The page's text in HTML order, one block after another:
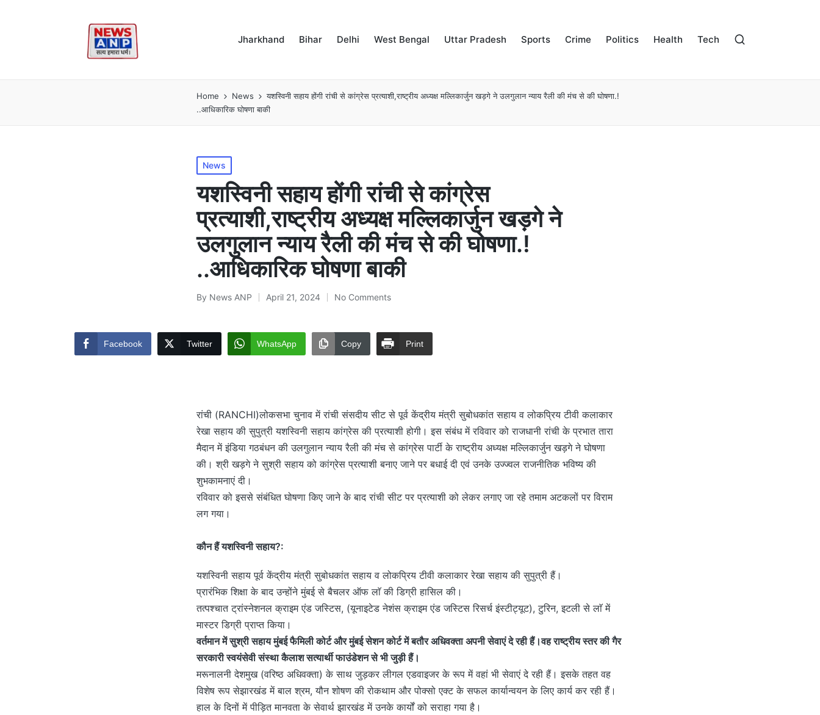
Jharkhand Bihar Delhi West Bengal Uttar Pradesh Sports Crime Politics Health Tech
Home News
यशस्विनी सहाय होंगी रांची से कांग्रेस प्रत्याशी,राष्ट्रीय अध्यक्ष मल्लिकार्जुन खड़गे ने उलगुलान न्याय रैली की मंच से की घोषणा.!
..आधिकारिक घोषणा बाकी
Posted
in
News
यशस्विनी सहाय होंगी रांची से कांग्रेस
प्रत्याशी,राष्ट्रीय अध्यक्ष मल्लिकार्जुन खड़गे ने
उलगुलान न्याय रैली की मंच से की घोषणा.!
..आधिकारिक घोषणा बाकी
Posted
By News ANP April 21, 2024 No Comments
Facebook Twitter WhatsApp Copy Print
रांची (RANCHI)लोकसभा चुनाव में रांची संसदीय सीट से पूर्व केंद्रीय मंत्री सुबोधकांत सहाय व लोकप्रिय टीवी कलाकार
रेखा सहाय की सुपुत्री यशस्विनी सहाय कांग्रेस की प्रत्याशी होगी। इस संबंध में रविवार को राजधानी रांची के प्रभात तारा
मैदान में इंडिया गठबंधन की उलगुलान न्याय रैली की मंच से कांग्रेस पार्टी के राष्ट्रीय अध्यक्ष मल्लिकार्जुन खड़गे ने घोषणा
की। श्री खड़गे ने सुश्री सहाय को कांग्रेस प्रत्याशी बनाए जाने पर बधाई दी एवं उनके उज्ज्वल राजनीतिक भविष्य की
शुभकामनाएं दी।
रविवार को इससे संबंधित घोषणा किए जाने के बाद रांची सीट पर प्रत्याशी को लेकर लगाए जा रहे तमाम अटकलों पर विराम
लग गया।
कौन हैं यशस्विनी सहाय?:
यशस्विनी सहाय पूर्व केंद्रीय मंत्री सुबोधकांत सहाय व लोकप्रिय टीवी कलाकार रेखा सहाय की सुपुत्री हैं।
प्रारंभिक शिक्षा के बाद उन्होंने मुंबई से बैचलर ऑफ लाॅ की डिग्री हासिल की।
तत्पश्चात ट्रांस्नेशनल क्राइम एंड जस्टिस, (यूनाइटेड नेशंस क्राइम एंड जस्टिस रिसर्च इंस्टीट्यूट), टुरिन, इटली से लाॅ में
मास्टर डिग्री प्राप्त किया।
वर्तमान में सुश्री सहाय मुंबई फैमिली कोर्ट और मुंबई सेशन कोर्ट में बतौर अधिवक्ता अपनी सेवाएं दे रही हैं।वह राष्ट्रीय स्तर की गैर
सरकारी स्वयंसेवी संस्था कैलाश सत्यार्थी फाउंडेशन से भी जुड़ी हैं।
मरूनालनी देशमुख (वरिष्ठ अधिवक्ता) के साथ जुड़कर लीगल एडवाइजर के रूप में वहां भी सेवाएं दे रही हैं। इसके तहत वह
विशेष रूप सेझारखंड में बाल श्रम, यौन शोषण की रोकथाम और पोक्सो एक्ट के सफल कार्यान्वयन के लिए कार्य कर रही हैं।
हाल के दिनों में पीड़ित मानवता के सेवार्थ झारखंड में उनके कार्यों को सराहा गया है।